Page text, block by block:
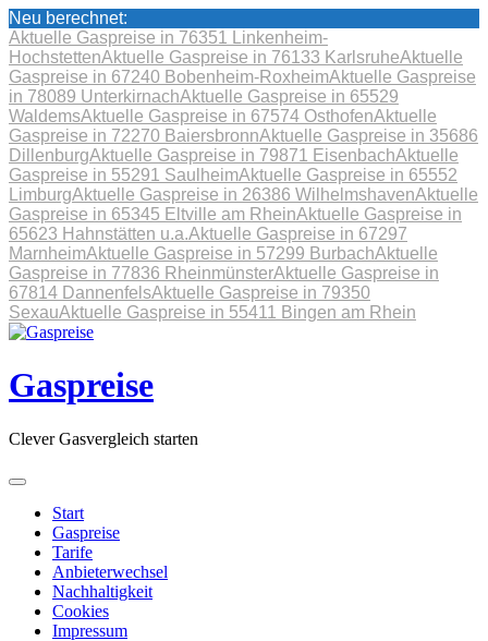
Neu berechnet:
Aktuelle Gaspreise in 76351 Linkenheim-
HochstettenAktuelle Gaspreise in 76133 KarlsruheAktuelle
Gaspreise in 67240 Bobenheim-RoxheimAktuelle Gaspreise
in 78089 UnterkirnachAktuelle Gaspreise in 65529
WaldemsAktuelle Gaspreise in 67574 OsthofenAktuelle
Gaspreise in 72270 BaiersbronnAktuelle Gaspreise in 35686
DillenburgAktuelle Gaspreise in 79871 EisenbachAktuelle
Gaspreise in 55291 SaulheimAktuelle Gaspreise in 65552
LimburgAktuelle Gaspreise in 26386 WilhelmshavenAktuelle
Gaspreise in 65345 Eltville am RheinAktuelle Gaspreise in
65623 Hahnstätten u.a.Aktuelle Gaspreise in 67297
MarnheimAktuelle Gaspreise in 57299 BurbachAktuelle
Gaspreise in 77836 RheinmünsterAktuelle Gaspreise in
67814 DannenfelsAktuelle Gaspreise in 79350
SexauAktuelle Gaspreise in 55411 Bingen am Rhein
Skip
content
Gaspreise
Clever Gasvergleich starten
Start
Gaspreise
Tarife
Anbieterwechsel
Nachhaltigkeit
Cookies
Impressum